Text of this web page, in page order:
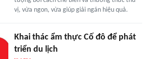
vị, vừa ngon, vừa giúp giải ngán hiệu quả.
Khai thác ẩm thực Cố đô để phát
triển du lịch